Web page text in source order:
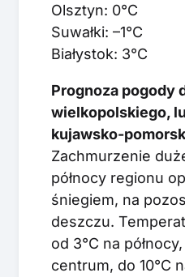
Olsztyn: 0°C
Suwałki: –1°C
Białystok: 3°C
Prognoza pogody
wielkopolskiego,
kujawsko-
Zachmurzenie
północy regionu
śniegiem, na
deszczu.
od 3°C na
centrum, do 10°C